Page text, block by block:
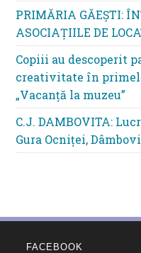
PRIMĂRIA GĂEȘTI:
ASOCIAȚIILE DE
Copiii au descoperit
creativitate în
„Vacanță la muzeu”
C.J. DAMBOVITA:
Gura Ocniței,
FACEBOOK